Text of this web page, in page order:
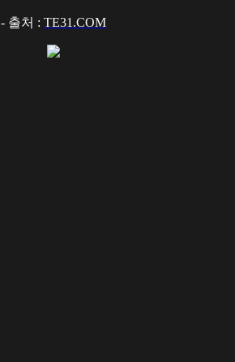
- 출처 : TE31.COM